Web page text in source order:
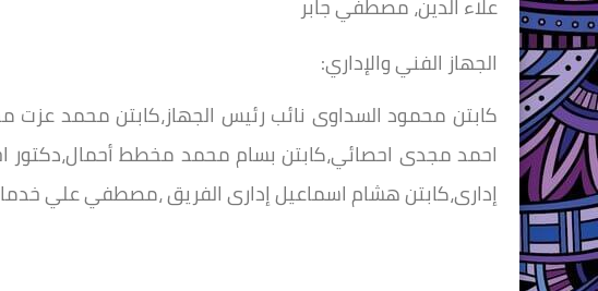
علاء الدين، مصطفي جابر
الجهاز الفني والإداري:
كابتن محمود السداوى نائب رئيس الجهاز،كابتن محمد عزت
احمد مجدى احصائي،كابتن بسام محمد مخطط أحمال،دكتور
إدارى،كابتن هشام اسماعيل إدارى الفريق ،مصطفي علي